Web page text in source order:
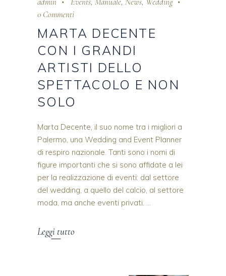
0 Commenti
MARTA DECENTE
CON I GRANDI
ARTISTI DELLO
SPETTACOLO E NON
SOLO
Marta Decente, il suo nome tra i migliori a
Palermo, una Wedding and Event Planner
di respiro nazionale. Tanti sono i nomi di
figure importanti che si sono affidate a lei
per la realizzazione di eventi: dal settore
del wedding, a quello del calcio, al settore
moda, ma anche eventi privati.
Leggi tutto